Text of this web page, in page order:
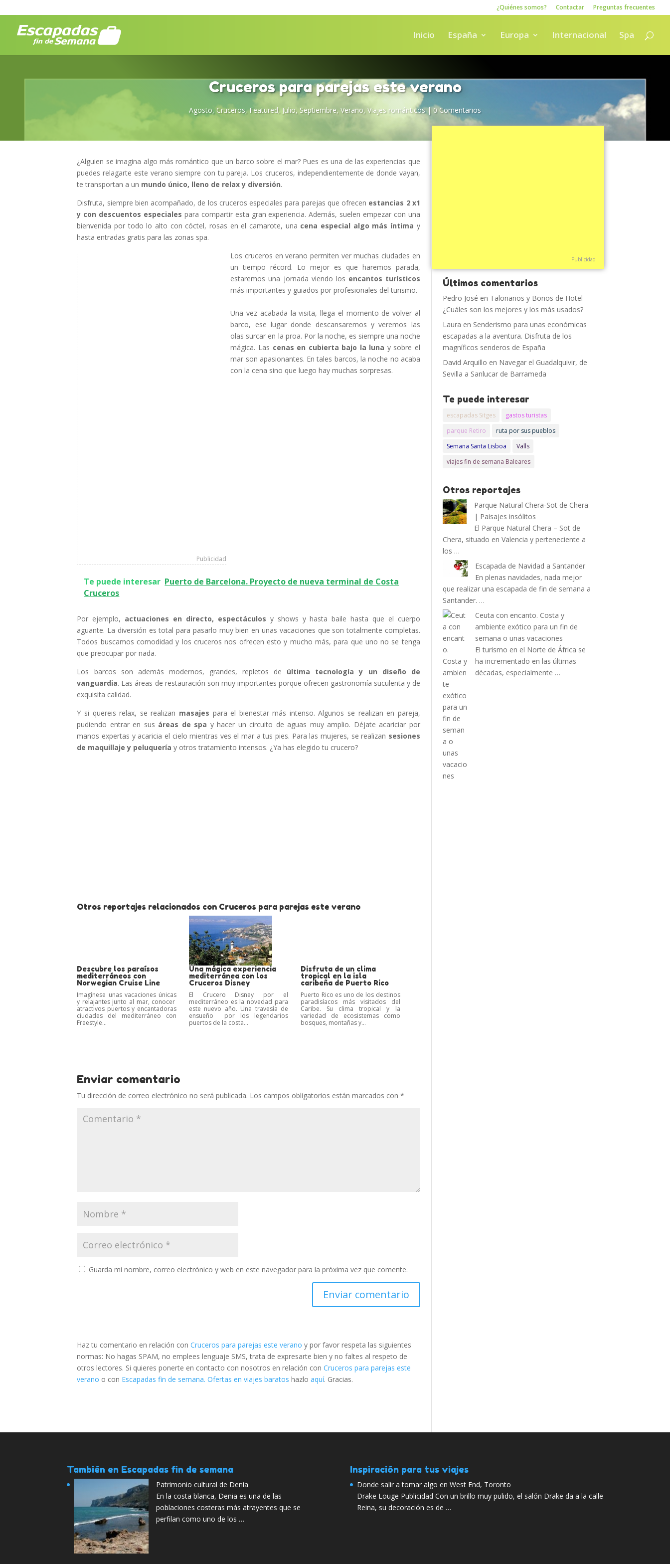
¿Quiénes somos? Contactar Preguntas frecuentes
Inicio España Europa Internacional Spa
Cruceros para parejas este verano
Agosto, Cruceros,Featured, Julio, Septiembre, Verano, Viajes románticos|0 Comentarios
¿Alguien se imagina algo más romántico que un barco sobre el mar? Pues es una de las experiencias que
puedes relagarte este verano siempre con tu pareja. Los cruceros, independientemente de donde vayan,
te transportan a un mundo único, lleno de relax y diversión.
Disfruta, siempre bien acompañado, de los cruceros especiales para parejas que ofrecen estancias 2 x1
y con descuentos especiales para compartir esta gran experiencia. Además, suelen empezar con una
bienvenida por todo lo alto con cóctel, rosas en el camarote, una cena especial algo más íntima y
hasta entradas gratis para las zonas spa.
Publicidad
Los cruceros en verano permiten ver muchas ciudades en
un tiempo récord. Lo mejor es que haremos parada,
estaremos una jornada viendo los encantos turísticos
más importantes y guiados por profesionales del turismo.
Una vez acabada la visita, llega el momento de volver al
barco, ese lugar donde descansaremos y veremos las
olas surcar en la proa. Por la noche, es siempre una noche
mágica. Las cenas en cubierta bajo la luna y sobre el
mar son apasionantes. En tales barcos, la noche no acaba
con la cena sino que luego hay muchas sorpresas.
Te puede interesar Puerto de Barcelona. Proyecto de nueva terminal de Costa
Cruceros
Por ejemplo, actuaciones en directo, espectáculos y shows y hasta baile hasta que el cuerpo
aguante. La diversión es total para pasarlo muy bien en unas vacaciones que son totalmente completas.
Todos buscamos comodidad y los cruceros nos ofrecen esto y mucho más, para que uno no se tenga
que preocupar por nada.
Los barcos son además modernos, grandes, repletos de última tecnología y un diseño de
vanguardia. Las áreas de restauración son muy importantes porque ofrecen gastronomía suculenta y de
exquisita calidad.
Y si quereis relax, se realizan masajes para el bienestar más intenso. Algunos se realizan en pareja,
pudiendo entrar en sus áreas de spa y hacer un circuito de aguas muy amplio. Déjate acariciar por
manos expertas y acaricia el cielo mientras ves el mar a tus pies. Para las mujeres, se realizan sesiones
de maquillaje y peluquería y otros tratamiento intensos. ¿Ya has elegido tu crucero?
Otros reportajes relacionados con Cruceros para parejas este verano
Descubre los paraísos
mediterráneos con
Norwegian Cruise Line
Imagínese unas vacaciones únicas
y relajantes junto al mar, conocer
atractivos puertos y encantadoras
ciudades del mediterráneo con
Freestyle...
Una mágica experiencia
mediterránea con los
Cruceros Disney
El Crucero Disney por el
mediterráneo es la novedad para
este nuevo año. Una travesía de
ensueño por los legendarios
puertos de la costa...
Disfruta de un clima
tropical en la isla
caribeña de Puerto Rico
Puerto Rico es uno de los destinos
paradisíacos más visitados del
Caribe. Su clima tropical y la
variedad de ecosistemas como
bosques, montañas y...
Enviar comentario
Tu dirección de correo electrónico no será publicada. Los campos obligatorios están marcados con*
Guarda mi nombre, correo electrónico y web en este navegador para la próxima vez que comente.
Haz tu comentario en relación conCruceros para parejas este verano y por favor respeta las siguientes
normas: No hagas SPAM, no emplees lenguaje SMS, trata de expresarte bien y no faltes al respeto de
otros lectores. Si quieres ponerte en contacto con nosotros en relación conCruceros para parejas este
verano o con Escapadas fin de semana. Ofertas en viajes baratos hazloaquí. Gracias.
Publicidad
Últimos comentarios
Pedro José en Talonarios y Bonos de Hotel
¿Cuáles son los mejores y los más usados?
Laura en Senderismo para unas económicas
escapadas a la aventura. Disfruta de los
magníficos senderos de España
David Arquillo en Navegar el Guadalquivir, de
Sevilla a Sanlucar de Barrameda
Te puede interesar
escapadas Sitges
gastos turistas
parque Retiro
ruta por sus pueblos
Semana Santa Lisboa
Valls
viajes fin de semana Baleares
Otros reportajes
Parque Natural Chera-Sot de Chera
| Paisajes insólitos
El Parque Natural Chera – Sot de
Chera, situado en Valencia y perteneciente a
los …
Escapada de Navidad a Santander
En plenas navidades, nada mejor
que realizar una escapada de fin de semana a
Santander. …
Ceuta con encanto. Costa y
ambiente exótico para un fin de
semana o unas vacaciones
El turismo en el Norte de África se
ha incrementado en las últimas
décadas, especialmente …
También en Escapadas fin de semana
Patrimonio cultural de Denia
En la costa blanca, Denia es una de las
poblaciones costeras más atrayentes que se
perfilan como uno de los …
Inspiración para tus viajes
Donde salir a tomar algo en West End, Toronto
Drake Louge Publicidad Con un brillo muy pulido, el salón Drake da a la calle
Reina, su decoración es de …